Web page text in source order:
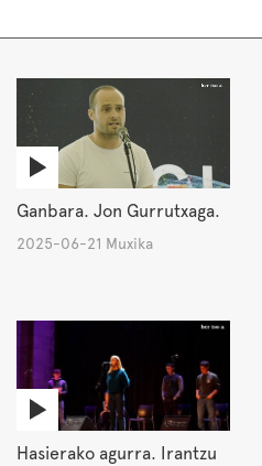
Ganbara. Jon Gurrutxaga.
2025-06-21 Muxika
Hasierako agurra. Irantzu